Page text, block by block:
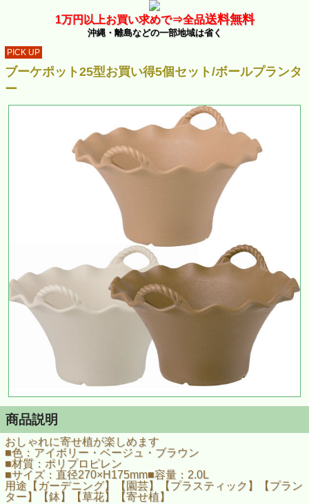
1万円以上お買い求めで⇒全品送料無料
沖縄・離島などの一部地域は省く
PICK UP
ブーケポット25型お買い得5個セット/ボールプランタ
ー
商品説明
おしゃれに寄せ植が楽しめます
■色：アイボリー・ベージュ・ブラウン
■材質：ポリプロピレン
■サイズ：直径270×H175mm■容量：2.0L
用途【ガーデニング】【園芸】【プラスティック】【プラン
ター】【鉢】【草花】【寄せ植】